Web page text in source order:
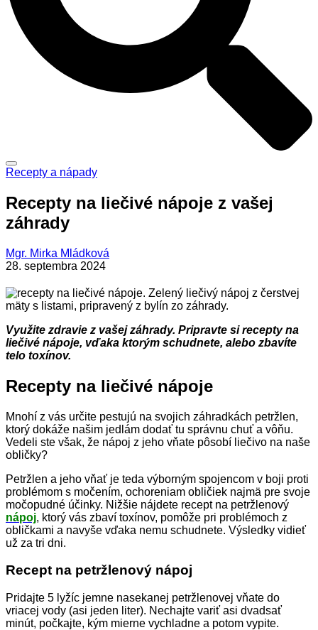
Recepty a nápady
Recepty na liečivé nápoje z vašej
záhrady
Mgr. Mirka Mládková
28. septembra 2024
Využite zdravie z vašej záhrady. Pripravte si recepty na
liečivé nápoje, vďaka ktorým schudnete, alebo zbavíte
telo toxínov.
Recepty na liečivé nápoje
Mnohí z vás určite pestujú na svojich záhradkách petržlen,
ktorý dokáže našim jedlám dodať tu správnu chuť a vôňu.
Vedeli ste však, že nápoj z jeho vňate pôsobí liečivo na naše
obličky?
Petržlen a jeho vňať je teda výborným spojencom v boji proti
problémom s močením, ochoreniam obličiek najmä pre svoje
močopudné účinky. Nižšie nájdete recept na petržlenový
nápoj, ktorý vás zbaví toxínov, pomôže pri problémoch z
obličkami a navyše vďaka nemu schudnete. Výsledky vidieť
už za tri dni.
Recept na petržlenový nápoj
Pridajte 5 lyžíc jemne nasekanej petržlenovej vňate do
vriacej vody (asi jeden liter). Nechajte variť asi dvadsať
minút, počkajte, kým mierne vychladne a potom vypite.